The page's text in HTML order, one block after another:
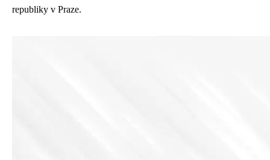
republiky v Praze.